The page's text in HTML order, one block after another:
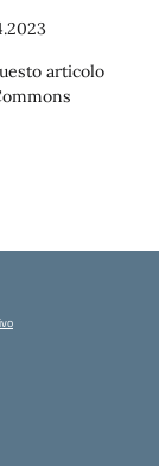
articolo